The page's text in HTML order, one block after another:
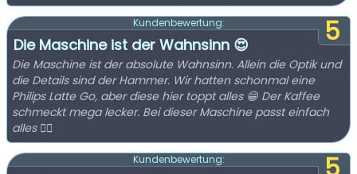
5
Kundenbewertung:
Die Maschine ist der Wahnsinn 😍
Die Maschine ist der absolute Wahnsinn. Allein die Optik und
die Details sind der Hammer. Wir hatten schonmal eine
Philips Latte Go, aber diese hier toppt alles 😁 Der Kaffee
schmeckt mega lecker. Bei dieser Maschine passt einfach
alles 👌🏼
Kundenbewertung: